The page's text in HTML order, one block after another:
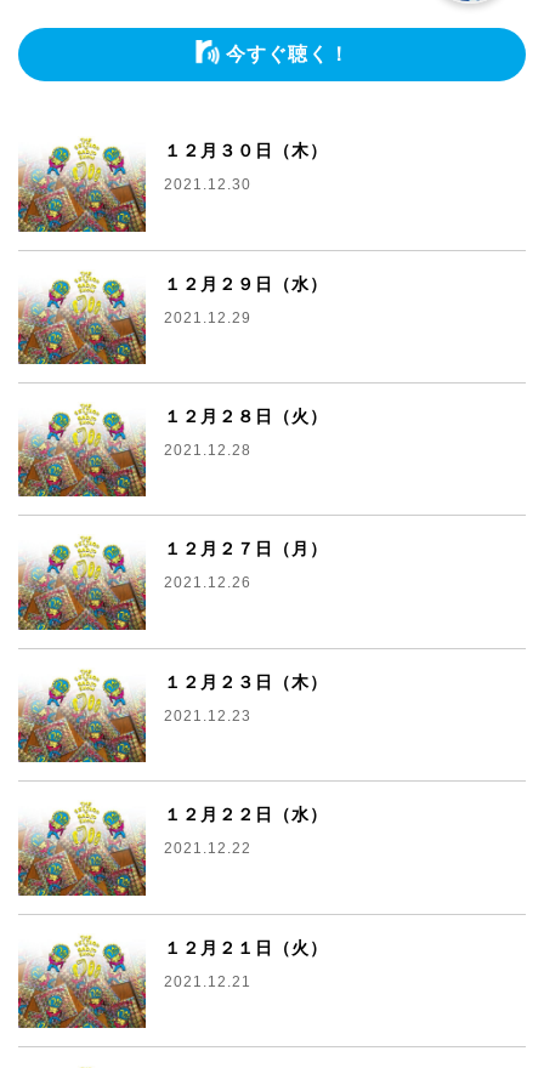
今すぐ聴く！
１２月３０日（木）
2021.12.30
１２月２９日（水）
2021.12.29
１２月２８日（火）
2021.12.28
１２月２７日（月）
2021.12.26
１２月２３日（木）
2021.12.23
１２月２２日（水）
2021.12.22
１２月２１日（火）
2021.12.21